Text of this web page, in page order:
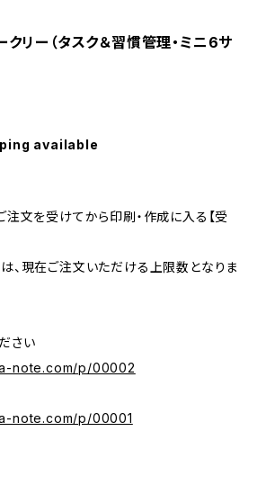
リー（タスク＆習慣管理・ミニ6サ
available
注文を受けてから印刷・作成に入る【受
、現在ご注文いただける上限数となりま
さい
note.com/p/00002
note.com/p/00001